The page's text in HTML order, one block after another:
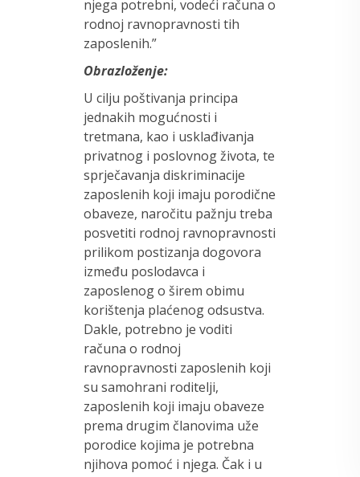
njega potrebni, vodeći računa o
rodnoj ravnopravnosti tih
zaposlenih.”
Obrazloženje:
U cilju poštivanja principa
jednakih mogućnosti i
tretmana, kao i usklađivanja
privatnog i poslovnog života, te
sprječavanja diskriminacije
zaposlenih koji imaju porodične
obaveze, naročitu pažnju treba
posvetiti rodnoj ravnopravnosti
prilikom postizanja dogovora
između poslodavca i
zaposlenog o širem obimu
korištenja plaćenog odsustva.
Dakle, potrebno je voditi
računa o rodnoj
ravnopravnosti zaposlenih koji
su samohrani roditelji,
zaposlenih koji imaju obaveze
prema drugim članovima uže
porodice kojima je potrebna
njihova pomoć i njega. Čak i u